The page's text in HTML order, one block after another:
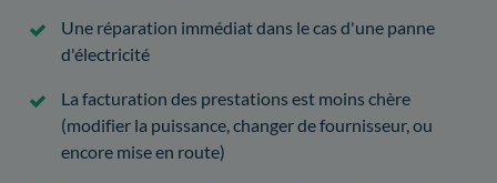
Une réparation immédiat dans le cas d'une panne
d'électricité
La facturation des prestations est moins chère
(modifier la puissance, changer de fournisseur, ou
encore mise en route)